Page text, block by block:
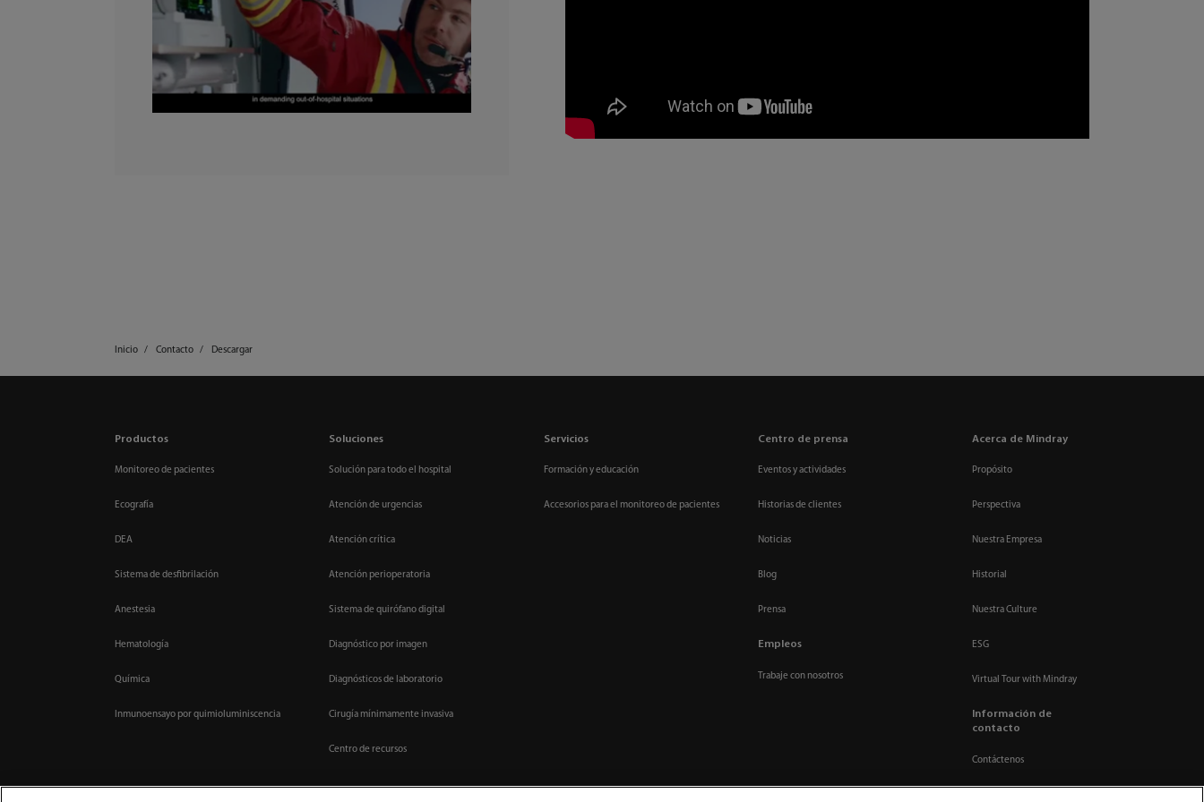
Inicio Contacto Descargar
Productos
Monitoreo de pacientes
Ecografía
DEA
Sistema de desfibrilación
Anestesia
Hematología
Química
Inmunoensayo por quimioluminiscencia
Soluciones
Solución para todo el hospital
Atención de urgencias
Atención crítica
Atención perioperatoria
Sistema de quirófano digital
Diagnóstico por imagen
Diagnósticos de laboratorio
Cirugía mínimamente invasiva
Centro de recursos
Servicios
Formación y educación
Accesorios para el monitoreo de pacientes
Centro de prensa
Eventos y actividades
Historias de clientes
Noticias
Blog
Prensa
Empleos
Trabaje con nosotros
Acerca de Mindray
Propósito
Perspectiva
Nuestra Empresa
Historial
Nuestra Culture
ESG
Virtual Tour with Mindray
Información de
contacto
Contáctenos